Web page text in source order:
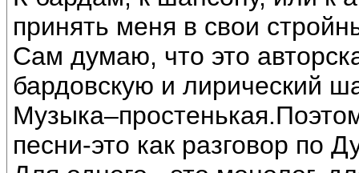
принять меня в свои
Сам думаю, что это
бардовскую и лирический
песни-это как разговор по